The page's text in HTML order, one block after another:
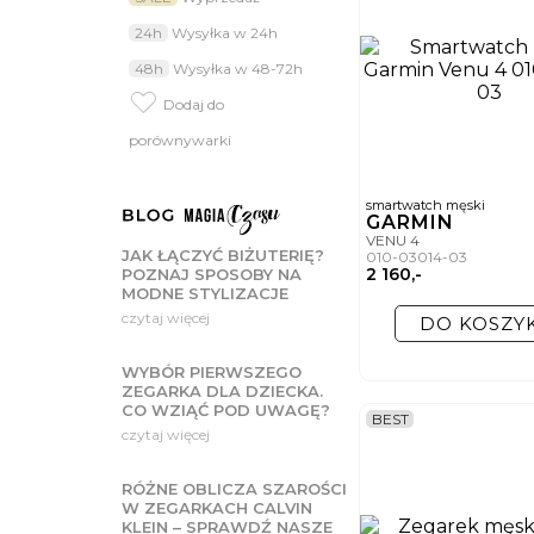
24h Wysyłka w 24h
48h Wysyłka w 48-72h
Dodaj do
porównywarki
JAK ŁĄCZYĆ BIŻUTERIĘ?
POZNAJ SPOSOBY NA
MODNE STYLIZACJE
czytaj więcej
WYBÓR PIERWSZEGO
ZEGARKA DLA DZIECKA.
CO WZIĄĆ POD UWAGĘ?
czytaj więcej
RÓŻNE OBLICZA SZAROŚCI
W ZEGARKACH CALVIN
KLEIN – SPRAWDŹ NASZE
wyłącznie zegarki o
Wybierz swój
Zakup smartwatcha to
W asortymencie SWISS
praktycznym gadżetem,
smartwatch męski
GARMIN
VENU 4
010-03014-03
2 160,-
DO
BEST